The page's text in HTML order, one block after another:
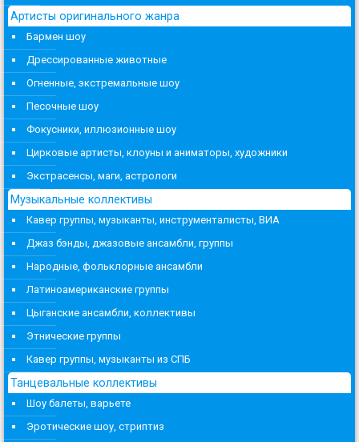
Артисты оригинального жанра
Бармен шоу
Дрессированные животные
Огненные, экстремальные шоу
Песочные шоу
Фокусники, иллюзионные шоу
Цирковые артисты, клоуны и аниматоры, художники
Экстрасенсы, маги, астрологи
Музыкальные коллективы
Кавер группы, музыканты, инструменталисты, ВИА
Джаз бэнды, джазовые ансамбли, группы
Народные, фольклорные ансамбли
Латиноамериканские группы
Цыганские ансамбли, коллективы
Этнические группы
Кавер группы, музыканты из СПБ
Танцевальные коллективы
Шоу балеты, варьете
Эротические шоу, стриптиз